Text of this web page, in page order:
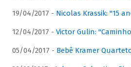
19/04/2017 - Nicolas Krassik: "15
12/04/2017 - Victor Gulin:
05/04/2017 - Bebê Kramer